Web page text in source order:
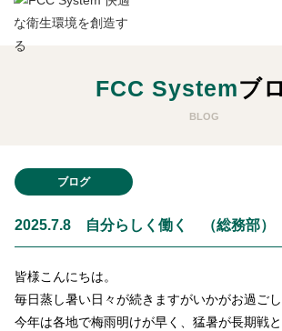
FCC Systemブ
BLOG
ブログ
2025.7.8 自分らしく働く （総務部）
皆様こんにちは。
毎日蒸し暑い日々が続きますがいかがお過ご
今年は各地で梅雨明けが早く、猛暑が長期戦と